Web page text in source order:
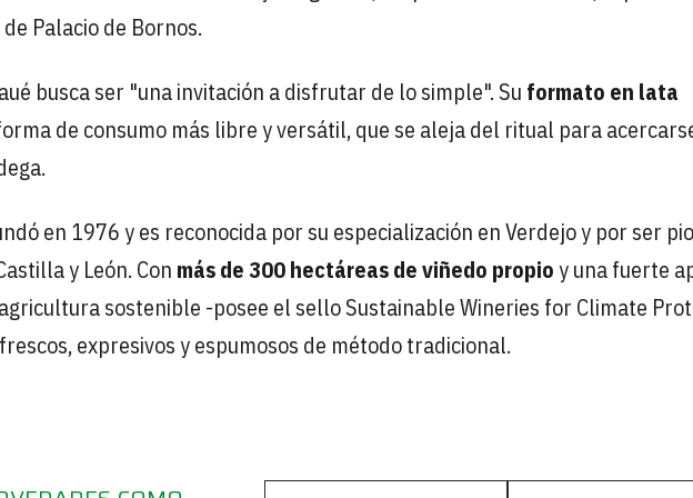
Palacio de Bornos.
busca ser "una invitación a disfrutar de lo simple". Su formato en lata
de consumo más libre y versátil, que se aleja del ritual para
en 1976 y es reconocida por su especialización en Verdejo y por ser
y León. Con más de 300 hectáreas de viñedo propioy una fuerte
sostenible -posee el sello Sustainable Wineries for Climate
expresivos y espumosos de método tradicional.